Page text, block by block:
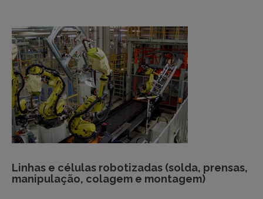
Linhas e células robotizadas (solda, prensas,
manipulação, colagem e montagem)